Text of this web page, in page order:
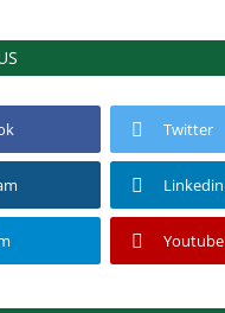
Twitter
Linkedin
Youtube